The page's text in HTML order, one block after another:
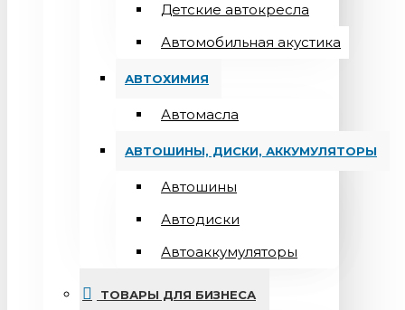
Детские автокресла
Автомобильная акустика
АВТОХИМИЯ
Автомасла
АВТОШИНЫ, ДИСКИ, АККУМУЛЯТОРЫ
Автошины
Автодиски
Автоаккумуляторы
ТОВАРЫ ДЛЯ БИЗНЕСА